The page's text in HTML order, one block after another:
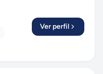
Ver perfil